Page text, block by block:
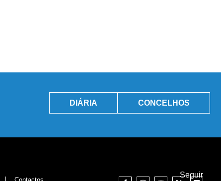
DIÁRIA CONCELHOS
Seguir